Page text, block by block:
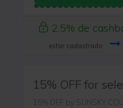
2,5% de
estar cadastrado
15% OFF for
15% OFF by SUNSKY